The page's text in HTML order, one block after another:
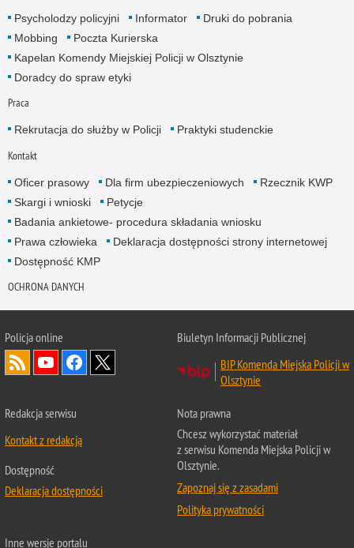
Psycholodzy policyjni Informator
Druki do pobrania
Mobbing
Poczta Kurierska
Kapelan Komendy Miejskiej Policji w Olsztynie
Doradcy do spraw etyki
Praca
Rekrutacja do służby w Policji Praktyki studenckie
Kontakt
Oficer prasowy Dla firm ubezpieczeniowych
Rzecznik KWP
Skargi i wnioski
Petycje
Badania ankietowe- procedura składania wniosku
Prawa człowieka
Deklaracja dostępności strony internetowej
Dostępność KMP
OCHRONA DANYCH
Policja online
Biuletyn Informacji Publicznej
BIP Komenda Miejska Policji w
Olsztynie
Redakcja serwisu
Kontakt z redakcją
Dostępność
Deklaracja dostępności
Nota prawna
Chcesz wykorzystać materiał
z serwisu Komenda Miejska Policji w
Olsztynie.
Zapoznaj się z zasadami
Polityka prywatności
Inne wersje portalu